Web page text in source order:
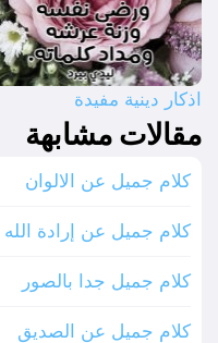
اذكار دينية مفيدة
مقالات مشابهة
كلام جميل عن الالوان
كلام جميل عن إرادة الله
كلام جميل جدا بالصور
كلام جميل عن الصديق